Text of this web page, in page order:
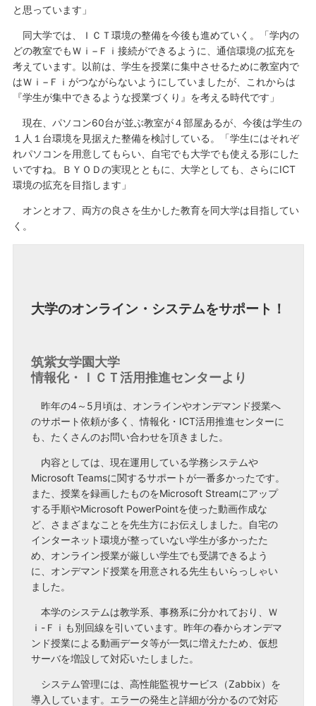
と思っています」
同大学では、ＩＣＴ環境の整備を今後も進めていく。「学内の
どの教室でもＷｉ−Ｆｉ接続ができるように、通信環境の拡充を
考えています。以前は、学生を授業に集中させるために教室内で
はＷｉ−Ｆｉがつながらないようにしていましたが、これからは
『学生が集中できるような授業づくり』を考える時代です」
現在、パソコン60台が並ぶ教室が４部屋あるが、今後は学生の
１人１台環境を見据えた整備を検討している。「学生にはそれぞ
れパソコンを用意してもらい、自宅でも大学でも使える形にした
いですね。ＢＹＯＤの実現とともに、大学としても、さらにICT
環境の拡充を目指します」
オンとオフ、両方の良さを生かした教育を同大学は目指してい
く。
大学のオンライン・システムをサポート！
筑紫女学園大学
情報化・ＩＣＴ活用推進センターより
昨年の4～5月頃は、オンラインやオンデマンド授業へ
のサポート依頼が多く、情報化・ICT活用推進センターに
も、たくさんのお問い合わせを頂きました。
内容としては、現在運用している学務システムや
Microsoft Teamsに関するサポートが一番多かったです。
また、授業を録画したものをMicrosoft Streamにアップ
する手順やMicrosoft PowerPointを使った動画作成な
ど、さまざまなことを先生方にお伝えしました。自宅の
インターネット環境が整っていない学生が多かったた
め、オンライン授業が厳しい学生でも受講できるよう
に、オンデマンド授業を用意される先生もいらっしゃい
ました。
本学のシステムは教学系、事務系に分かれており、Ｗ
ｉ-Ｆｉも別回線を引いています。昨年の春からオンデマ
ンド授業による動画データ等が一気に増えたため、仮想
サーバを増設して対応いたしました。
システム管理には、高性能監視サービス（Zabbix）を
導入しています。エラーの発生と詳細が分かるので対応